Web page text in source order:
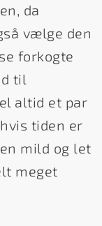
da
vælge den
forkogte
til
altid et par
tiden er
mild og let
meget